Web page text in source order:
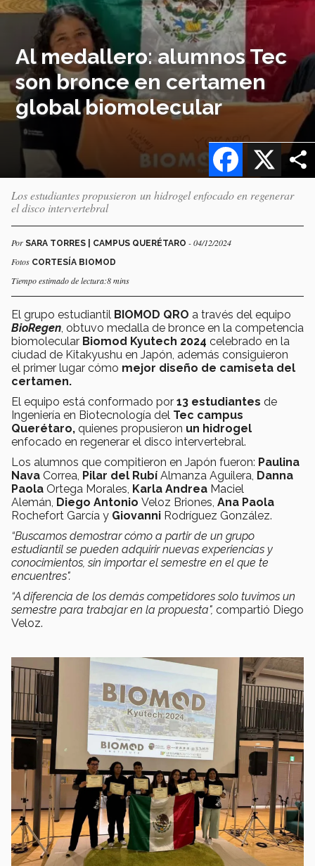
Al medallero: alumnos Tec
son bronce en certamen
global biomolecular
X
Facebook
Los estudiantes propusieron un hidrogel enfocado en regenerar
el disco intervertebral
Por SARA TORRES | CAMPUS QUERÉTARO - 04/12/2024
Fotos CORTESÍA BIOMOD
Tiempo estimado de lectura:8 mins
El grupo estudiantil BIOMOD QRO a través del equipo
BioRegen , obtuvo medalla de bronce en la competencia
biomolecular Biomod Kyutech 2024 celebrado en la
ciudad de Kitakyushu en Japón, además consiguieron
el primer lugar cómo mejor diseño de camiseta del
certamen.
El equipo está conformado por 13 estudiantes de
Ingeniería en Biotecnología del Tec campus
Querétaro, quienes propusieron un hidrogel
enfocado en regenerar el disco intervertebral.
Los alumnos que compitieron en Japón fueron: Paulina
Nava Correa, Pilar del Rubí Almanza Aguilera, Danna
Paola Ortega Morales, Karla Andrea Maciel
Alemán, Diego Antonio Veloz Briones, Ana Paola
Rochefort García y Giovanni Rodríguez González.
“Buscamos demostrar cómo a partir de un grupo
estudiantil se pueden adquirir nuevas experiencias y
conocimientos, sin importar el semestre en el que te
encuentres".
“A diferencia de los demás competidores solo tuvimos un
semestre para trabajar en la propuesta", compartió Diego
Veloz.